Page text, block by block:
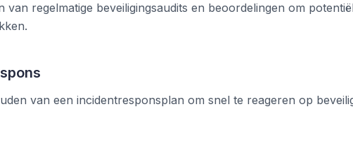
van regelmatige beveiligingsaudits en beoordelingen om
van een incidentresponsplan om snel te reageren op